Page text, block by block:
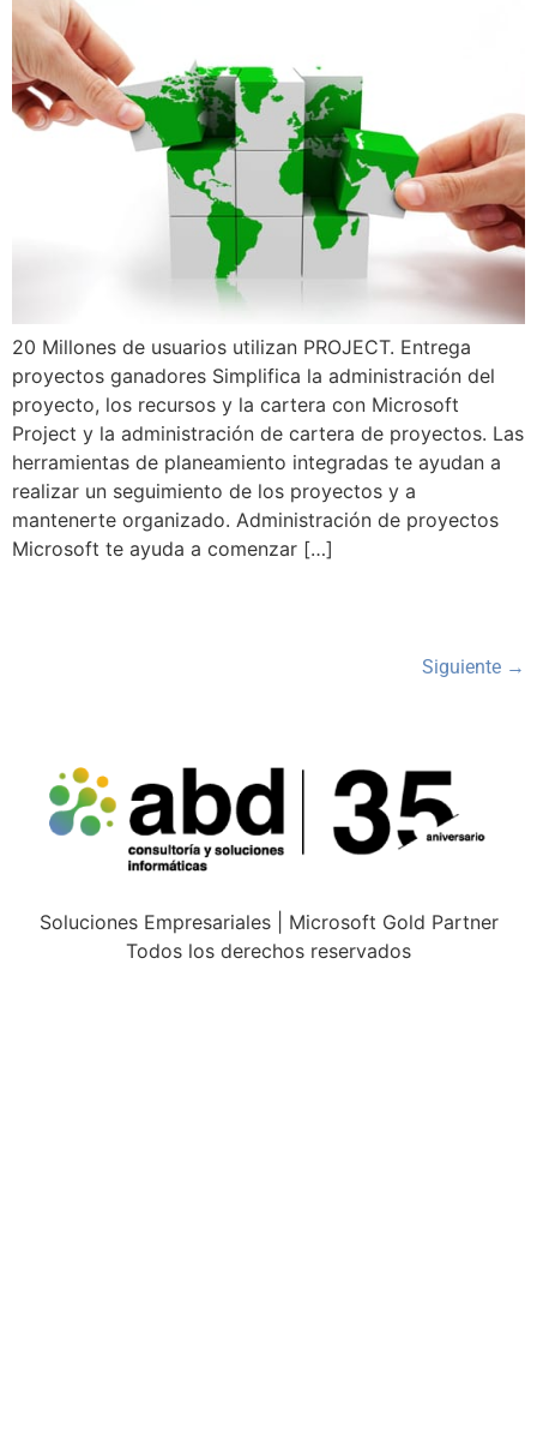
20 Millones de usuarios utilizan PROJECT. Entrega
proyectos ganadores Simplifica la administración del
proyecto, los recursos y la cartera con Microsoft
Project y la administración de cartera de proyectos. Las
herramientas de planeamiento integradas te ayudan a
realizar un seguimiento de los proyectos y a
mantenerte organizado. Administración de proyectos
Microsoft te ayuda a comenzar […]
Siguiente →
Soluciones Empresariales | Microsoft Gold Partner
Todos los derechos reservados